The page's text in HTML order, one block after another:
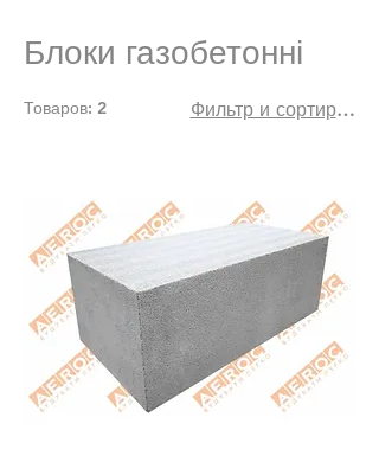
Блоки газобетонні
Товаров: 2 Фильтр и сортировка